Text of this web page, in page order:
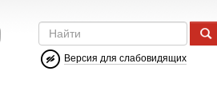
Версия для слабовидящих